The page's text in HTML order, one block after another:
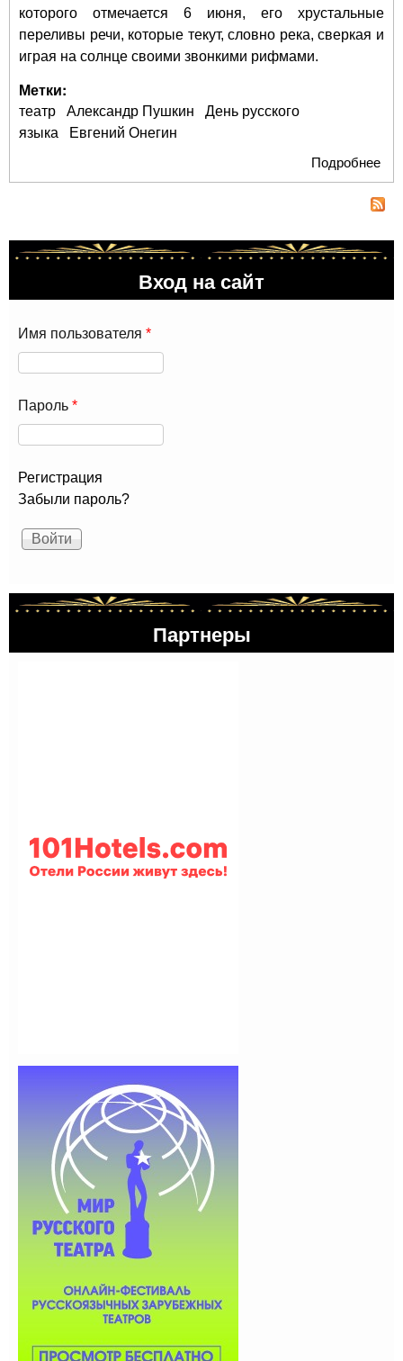
которого отмечается 6 июня, его хрустальные
переливы речи, которые текут, словно река, сверкая и
играя на солнце своими звонкими рифмами.
Метки:
театр Александр Пушкин
День русского
языка
Евгений Онегин
Подробнее
Вход на сайт
Имя пользователя *
Пароль *
Регистрация
Забыли пароль?
Партнеры